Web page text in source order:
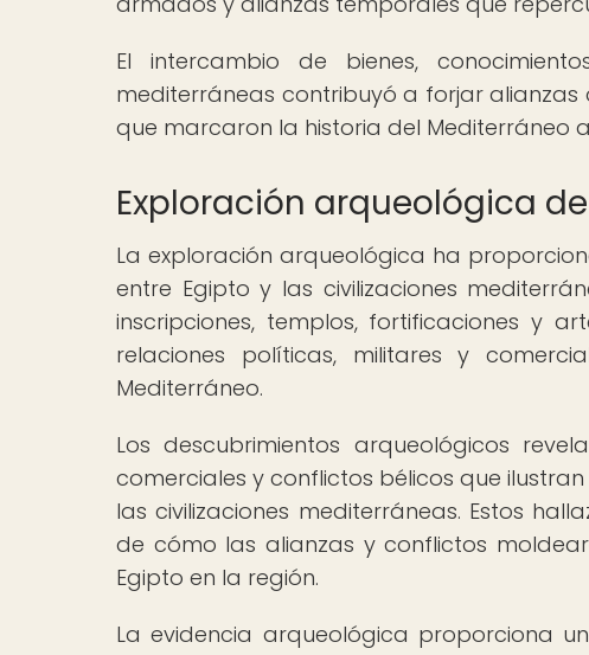
El intercambio de bienes,
mediterráneas contribuyó a forjar
que marcaron la historia del Mediterráneo
Exploración arqueológica
La exploración arqueológica ha
entre Egipto y las civilizaciones
inscripciones, templos, fortificaciones y
relaciones políticas, militares y
Mediterráneo.
Los descubrimientos arqueológicos
comerciales y conflictos bélicos que
las civilizaciones mediterráneas. Estos
de cómo las alianzas y conflictos
Egipto en la región.
La evidencia arqueológica proporciona